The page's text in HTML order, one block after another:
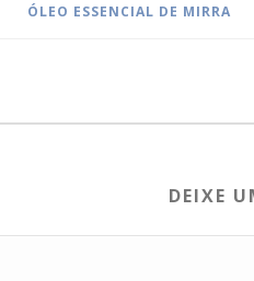
ÓLEO ESSENCIAL DE MIRRA
DEIXE